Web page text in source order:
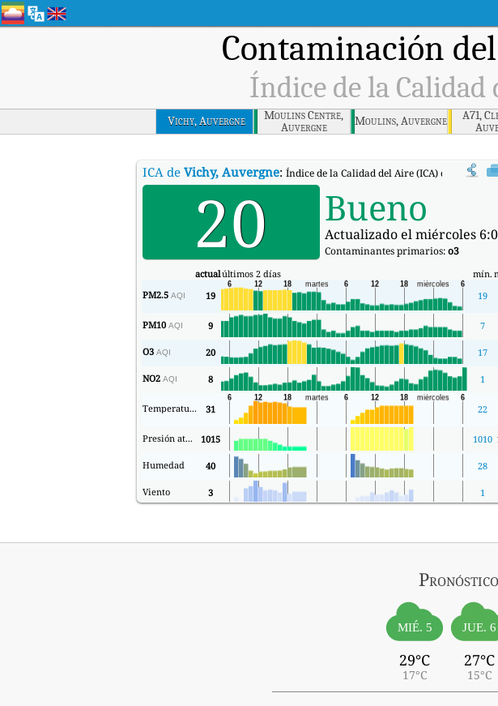
Contaminación
Índice de la
Vichy, Auvergne
Moulins Centre,
Auvergne
Moulins, Auvergne
A71,
ICA de Vichy, Auvergne: Índice de la Calidad del Aire (ICA) de Vichy,
20 Bueno
Actualizado el miércoles
Contaminantes primarios:o3
actualúltimos 2 días mín.
PM2.5 AQI 19 19
PM10 AQI 9 7
O3 AQI 20 17
NO2 AQI 8 1
Temperatura. 31 22
Presión atmosférica 1015 1010
Humedad 40 28
Viento 3 1
MIÉ. 5
29°C
17°C
JUE. 6
27°C
15°C